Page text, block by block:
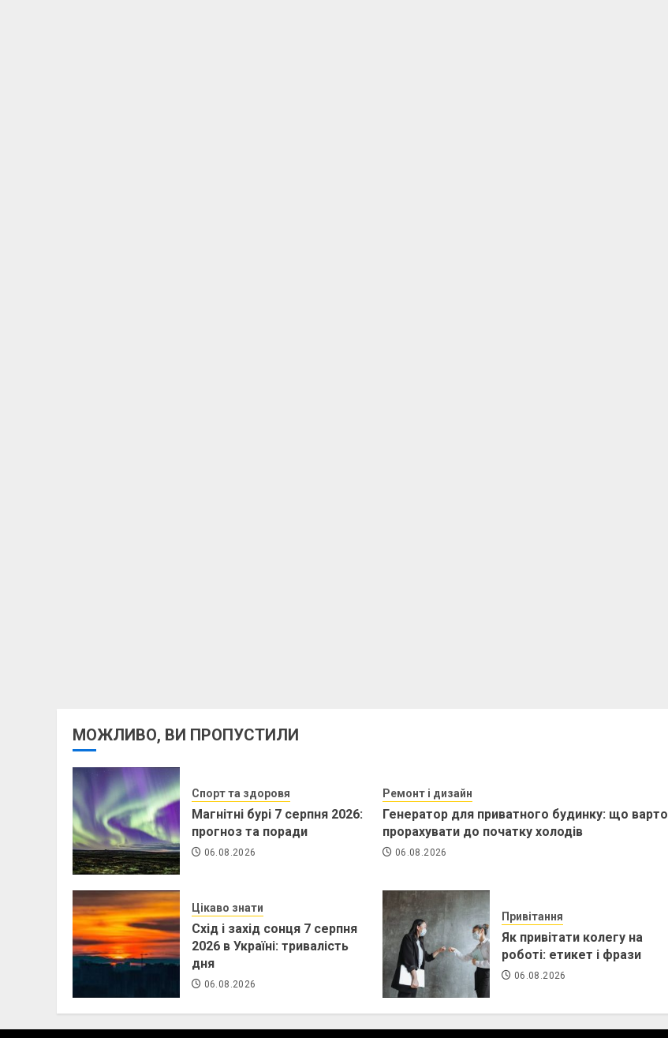
МОЖЛИВО, ВИ ПРОПУСТИЛИ
Спорт та здоровя
Магнітні бурі 7 серпня 2026:
прогноз та поради
06.08.2026
Ремонт і дизайн
Генератор для приватного будинку: що варто
прорахувати до початку холодів
06.08.2026
Цікаво знати
Схід і захід сонця 7 серпня
2026 в Україні: тривалість
дня
06.08.2026
Привітання
Як привітати колегу на
роботі: етикет і фрази
06.08.2026